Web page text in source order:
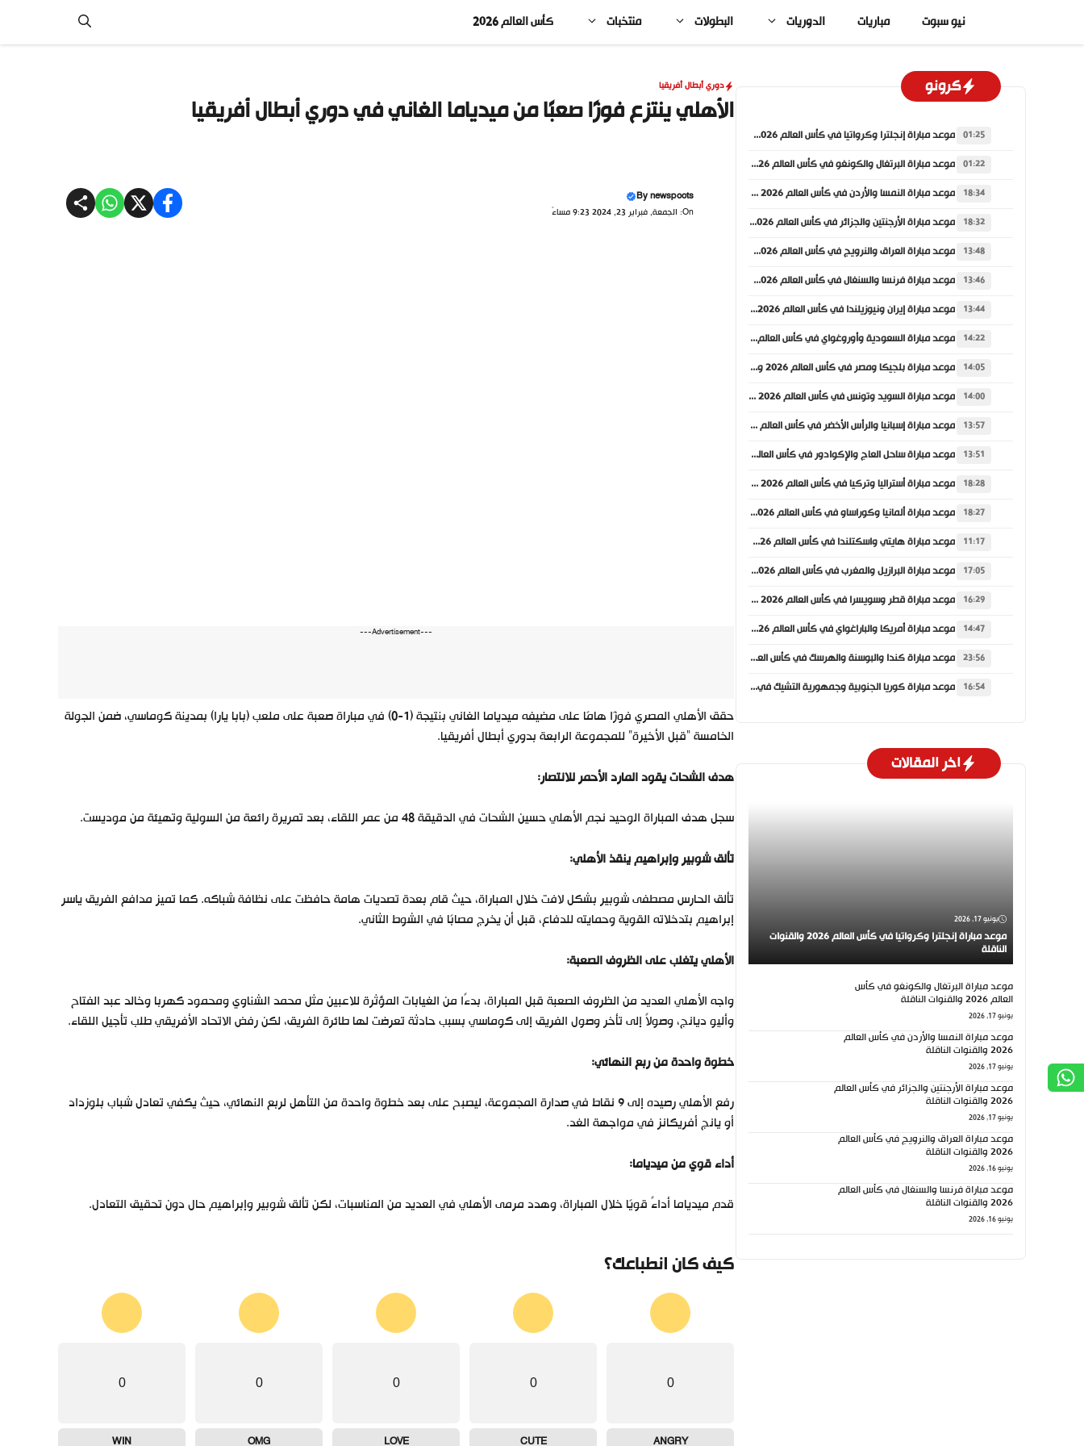
المحتوى
نيو سبوت مباريات الدوريات البطولات منتخبات كأس العالم 2026
دوري أبطال أفريقيا
الأهلي ينتزع فوزًا صعبًا من ميدياما الغاني في دوري أبطال أفريقيا
Bynewspoots
On: الجمعة, فبراير 23, 2024 9:23 مساءً
---Advertisement---
حقق الأهلي المصري فوزًا هامًا على مضيفه ميدياما الغاني بنتيجة (1-0) في مباراة صعبة على ملعب (بابا يارا) بمدينة كوماسي، ضمن الجولة
الخامسة “قبل الأخيرة” للمجموعة الرابعة بدوري أبطال أفريقيا.
هدف الشحات يقود المارد الأحمر للانتصار:
سجل هدف المباراة الوحيد نجم الأهلي حسين الشحات في الدقيقة 48 من عمر اللقاء، بعد تمريرة رائعة من السولية وتهيئة من موديست.
تألق شوبير وإبراهيم ينقذ الأهلي:
تألق الحارس مصطفى شوبير بشكل لافت خلال المباراة، حيث قام بعدة تصديات هامة حافظت على نظافة شباكه. كما تميز مدافع الفريق ياسر
إبراهيم بتدخلاته القوية وحمايته للدفاع، قبل أن يخرج مصابًا في الشوط الثاني.
الأهلي يتغلب على الظروف الصعبة:
واجه الأهلي العديد من الظروف الصعبة قبل المباراة، بدءًا من الغيابات المؤثرة للاعبين مثل محمد الشناوي ومحمود كهربا وخالد عبد الفتاح
وأليو ديانج، وصولاً إلى تأخر وصول الفريق إلى كوماسي بسبب حادثة تعرضت لها طائرة الفريق، لكن رفض الاتحاد الأفريقي طلب تأجيل اللقاء.
خطوة واحدة من ربع النهائي:
رفع الأهلي رصيده إلى 9 نقاط في صدارة المجموعة، ليصبح على بعد خطوة واحدة من التأهل لربع النهائي، حيث يكفي تعادل شباب بلوزداد
أو يانج أفريكانز في مواجهة الغد.
أداء قوي من ميدياما:
قدم ميدياما أداءً قويًا خلال المباراة، وهدد مرمى الأهلي في العديد من المناسبات، لكن تألق شوبير وإبراهيم حال دون تحقيق التعادل.
كيف كان انطباعك؟
0
ANGRY
0
CUTE
0
LOVE
0
OMG
0
WIN
كرونو
01:25 موعد مباراة إنجلترا وكرواتيا في كأس العالم 2026 والقنوات الناقلة
01:22 موعد مباراة البرتغال والكونغو في كأس العالم 2026 والقنوات الناقلة
18:34 موعد مباراة النمسا والأردن في كأس العالم 2026 والقنوات الناقلة
18:32 موعد مباراة الأرجنتين والجزائر في كأس العالم 2026 والقنوات الناقلة
13:48 موعد مباراة العراق والنرويج في كأس العالم 2026 والقنوات الناقلة
13:46 موعد مباراة فرنسا والسنغال في كأس العالم 2026 والقنوات الناقلة
13:44 موعد مباراة إيران ونيوزيلندا في كأس العالم 2026 والقنوات الناقلة
14:22 موعد مباراة السعودية وأوروغواي في كأس العالم 2026 والقنوات الناقلة
14:05 موعد مباراة بلجيكا ومصر في كأس العالم 2026 والقنوات الناقلة
14:00 موعد مباراة السويد وتونس في كأس العالم 2026 والقنوات الناقلة
13:57 موعد مباراة إسبانيا والرأس الأخضر في كأس العالم 2026 والقنوات الناقلة
13:51 موعد مباراة ساحل العاج والإكوادور في كأس العالم 2026 والقنوات الناقلة
18:28 موعد مباراة أستراليا وتركيا في كأس العالم 2026 والقنوات الناقلة
18:27 موعد مباراة ألمانيا وكوراساو في كأس العالم 2026 والقنوات الناقلة
11:17 موعد مباراة هايتي واسكتلندا في كأس العالم 2026 والقنوات الناقلة
17:05 موعد مباراة البرازيل والمغرب في كأس العالم 2026 والقنوات الناقلة
16:29 موعد مباراة قطر وسويسرا في كأس العالم 2026 والقنوات الناقلة
14:47 موعد مباراة أمريكا والباراغواي في كأس العالم 2026 والقنوات الناقلة
23:56 موعد مباراة كندا والبوسنة والهرسك في كأس العالم 2026 والقنوات الناقلة
16:54 موعد مباراة كوريا الجنوبية وجمهورية التشيك في كأس العالم 2026 والقنوات الناقلة
اخر المقالات
يونيو 17, 2026
موعد مباراة إنجلترا وكرواتيا في كأس العالم 2026 والقنوات
الناقلة
موعد مباراة البرتغال والكونغو في كأس
العالم 2026 والقنوات الناقلة
يونيو 17, 2026
موعد مباراة النمسا والأردن في كأس العالم
2026 والقنوات الناقلة
يونيو 17, 2026
موعد مباراة الأرجنتين والجزائر في كأس العالم
2026 والقنوات الناقلة
يونيو 17, 2026
موعد مباراة العراق والنرويج في كأس العالم
2026 والقنوات الناقلة
يونيو 16, 2026
موعد مباراة فرنسا والسنغال في كأس العالم
2026 والقنوات الناقلة
يونيو 16, 2026